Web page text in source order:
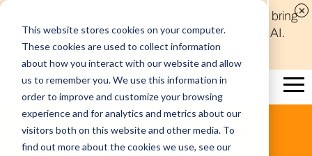
This website stores cookies on your computer.
These cookies are used to collect information
about how you interact with our website and allow
us to remember you. We use this information in
order to improve and customize your browsing
experience and for analytics and metrics about our
visitors both on this website and other media. To
find out more about the cookies we use, see our
Discover new audiences, scale your reach, and bring
compelling insights to life in minutes with Alida AI.
Learn More
TÉMOIGNAGE CLIENT